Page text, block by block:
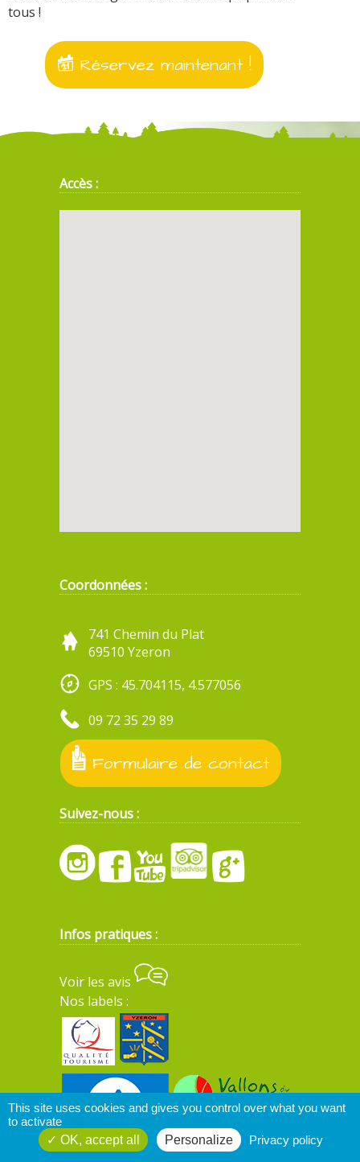
tous !
Réservez maintenant !
Accès :
Coordonnées :
741 Chemin du Plat
69510 Yzeron
GPS : 45.704115, 4.577056
09 72 35 29 89
Formulaire de contact
Suivez-nous :
Infos pratiques :
Voir les avis
Nos labels :
This site uses cookies and gives you control over what you want
to activate
OK, accept all
Personalize Privacy policy